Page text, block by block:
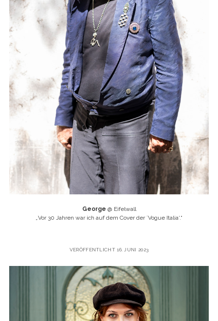
George @ Eifelwall
Vor 30 Jahren war ich auf dem Cover der ´Vogue Italia‘.“
VERÖFFENTLICHT 16. JUNI 2023